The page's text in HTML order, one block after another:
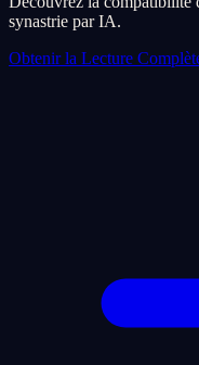
synastrie par IA.
Obtenir la Lecture